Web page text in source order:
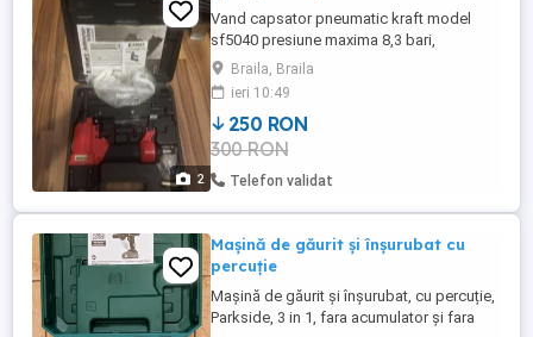
2
Vand capsator pneumatic kraft model
sf5040 presiune maxima 8,3 bari,
capsatorul este ca si nou pret 250 lei
Braila, Braila
ieri 10:49
250 RON
300 RON
Telefon validat
Mașină de găurit și înșurubat cu
percuție
Mașină de găurit și înșurubat, cu percuție,
Parkside, 3 in 1, fara acumulator și fara